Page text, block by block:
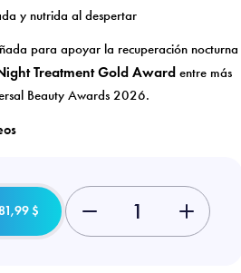
y nutrida al despertar
para apoyar la recuperación nocturna
Treatment Gold Award entre más
Beauty Awards 2026.
- +
$